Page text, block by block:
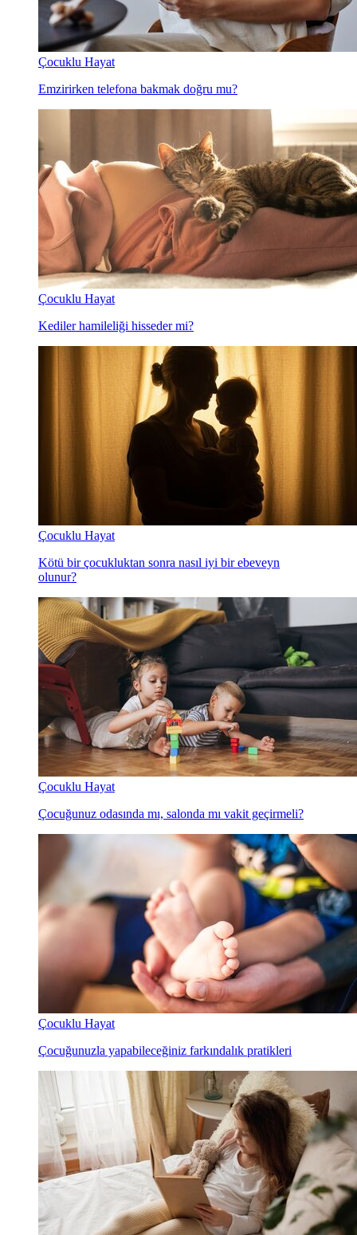
Çocuklu Hayat
Emzirirken telefona bakmak doğru mu?
Çocuklu Hayat
Kediler hamileliği hisseder mi?
Çocuklu Hayat
Kötü bir çocukluktan sonra nasıl iyi bir ebeveyn
olunur?
Çocuklu Hayat
Çocuğunuz odasında mı, salonda mı vakit geçirmeli?
Çocuklu Hayat
Çocuğunuzla yapabileceğiniz farkındalık pratikleri